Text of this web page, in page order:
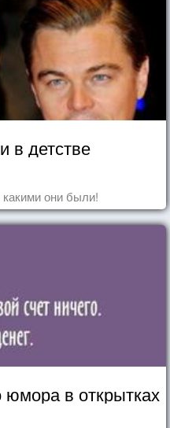
в детстве
они были!
юмора в открытках